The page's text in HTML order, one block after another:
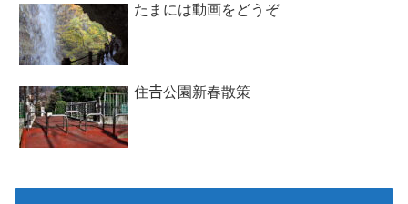
たまには動画をどうぞ
住𠮷公園新春散策